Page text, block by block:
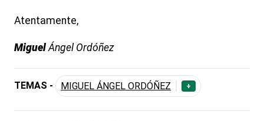
Atentamente,
Miguel Ángel Ordóñez
TEMAS - MIGUEL ÁNGEL ORDÓÑEZ +